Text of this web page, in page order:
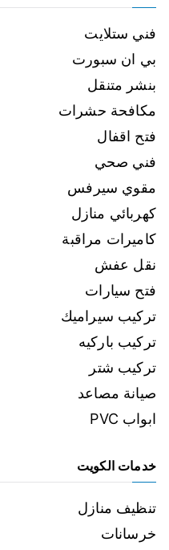
فني ستلايت
بي ان سبورت
بنشر متنقل
مكافحة حشرات
فتح اقفال
فني صحي
مقوي سيرفس
كهربائي منازل
كاميرات مراقبة
نقل عفش
فتح سيارات
تركيب سيراميك
تركيب باركيه
تركيب شتر
صيانة مصاعد
ابواب PVC
خدمات الكويت
تنظيف منازل
خرسانات